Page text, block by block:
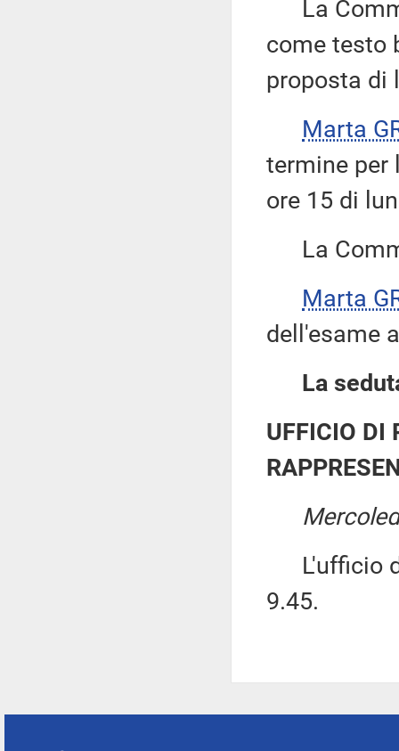
La
come testo
proposta di
Marta
termine per
ore 15 di
La
Marta
dell'esame
La
UFFICIO DI
L'ufficio
9.45.